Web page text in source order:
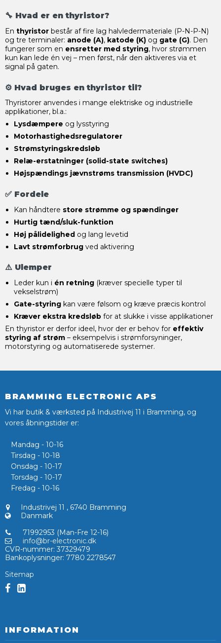
🔧 Hvad er en thyristor?
En thyristor består af fire lag halvledermateriale (P-N-P-N)
og tre terminaler: anode (A), katode (K) og gate (G). Den
fungerer som en ensretter med styring, hvor strømmen
kun kan lede én vej – men først, når den aktiveres via et
signal på gaten.
⚙️ Hvad bruges en thyristor til?
Thyristorer anvendes i mange elektriske og industrielle
applikationer, bl.a.:
Lysdæmpere og lysstyring
Motorhastighedsregulatorer
Strømstyringskredsløb
Relæ-erstatninger (solid-state switches)
Højspændings jævnstrøms transmission (HVDC)
✅ Fordele
Kan håndtere store strømme og spændinger
Hurtig tænd/sluk-funktion
Høj pålidelighedog lang levetid
Lavt strømforbrugved aktivering
⚠️ Ulemper
Leder kun i én retning(kræver specielle typer til
vekselstrøm)
Gate-styringkan være følsom og kræve præcis kontrol
Kræver ekstra kredsløbfor at slukke i visse applikationer
En thyristor er derfor ideel, hvor der er behov for effektiv
styring af strøm – eksempelvis i strømforsyninger,
motorstyring og automatiserede systemer.
BRAMMING ELECTRONIC APS
Vi har butik & værksted på Industrivej 11 i Bramming, og
vores åbningstider er:
Mandag - 10-16
Tirsdag - 10-18
Onsdag - 10-17
Torsdag - 10-17
Fredag - 10-16
Industrivej 11 , 6740 Bramming
Danmark
71992953 (Man-Fre 12-16)
info@br-electronic.dk
CVR-nummer: 37329479
Bankoplysninger: 7780 2278547
Sitemap
INFORMATION